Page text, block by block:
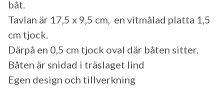
båt.
Tavlan är 17,5 x 9,5 cm, en vitmålad platta 1,5
cm tjock.
Därpå en 0,5 cm tjock oval där båten sitter.
Båten är snidad i träslaget lind
Egen design och tillverkning